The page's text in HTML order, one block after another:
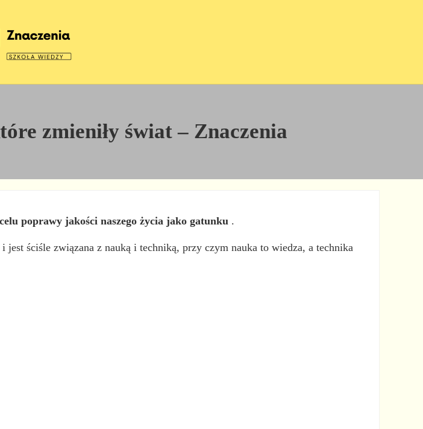
zmieniły świat – Znaczenia
poprawy jakości naszego życia jako gatunku .
ściśle związana z nauką i techniką, przy czym nauka to wiedza, a technika